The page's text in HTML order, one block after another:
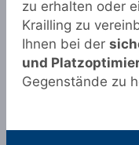
zu erhalten oder
Krailling zu
Ihnen bei der
und
Gegenstände zu